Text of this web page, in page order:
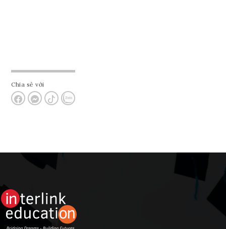
Chia sẻ với